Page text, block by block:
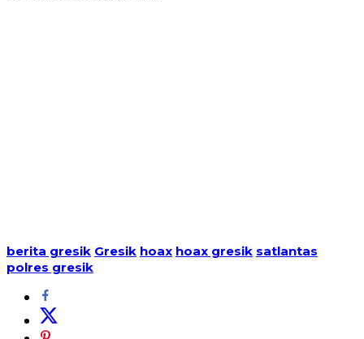
berita gresik Gresik hoax hoax gresik satlantas
polres gresik